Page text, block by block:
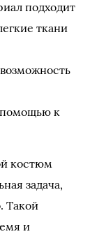
подходит
ткани
помощью к
костюм
задача,
Такой
и